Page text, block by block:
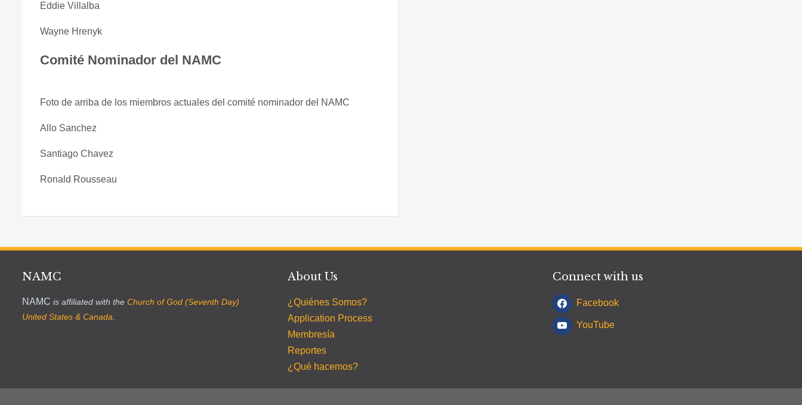
Eddie Villalba
Wayne Hrenyk
Comité Nominador del NAMC
Foto de arriba de los miembros actuales del comité nominador del NAMC
Allo Sanchez
Santiago Chavez
Ronald Rousseau
NAMC
NAMC is affiliated with the Church of God (Seventh Day)
United States & Canada.
About Us
¿Quiénes Somos?
Application Process
Membresía
Reportes
¿Qué hacemos?
Connect with us
Facebook
YouTube